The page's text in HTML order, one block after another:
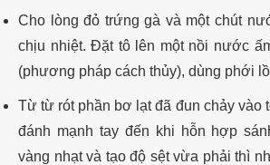
Cho lòng đỏ trứng gà và một chút
chịu nhiệt. Đặt tô lên một nồi nước
(phương pháp cách thủy), dùng phới
Từ từ rót phần bơ lạt đã đun chảy vào
đánh mạnh tay đến khi hỗn hợp
vàng nhạt và tạo độ sệt vừa phải thì